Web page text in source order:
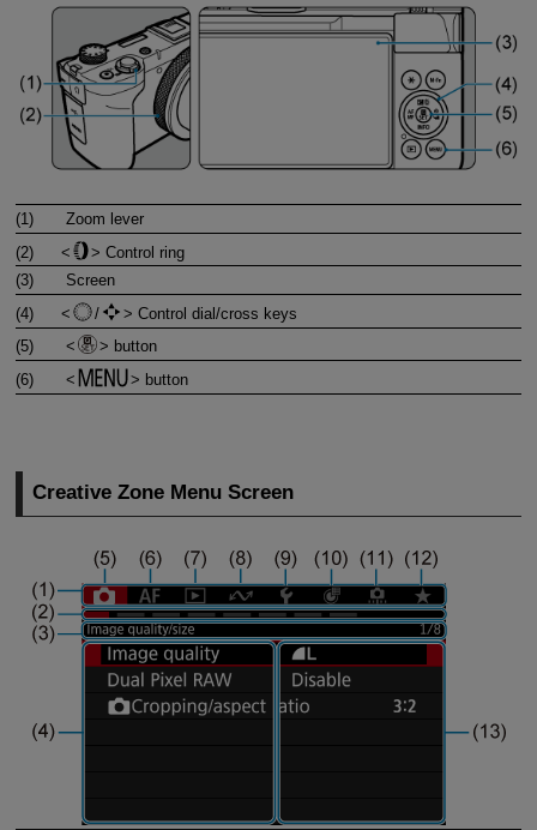
(1)
Zoom lever
(2)
Control ring
(3)
Screen
(4)
/
Control dial/cross keys
(5)
button
(6)
button
Creative Zone Menu Screen